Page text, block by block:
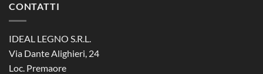
CONTATTI
IDEAL LEGNO S.R.L.
Via Dante Alighieri, 24
Loc. Premaore